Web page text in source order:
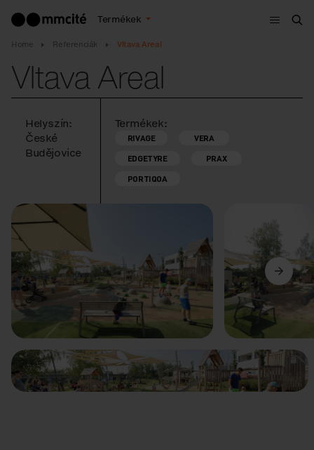
Termékek
Menü
Home Referenciák Vltava Areal
Vltava Areal
Helyszín:
České
Budějovice
Termékek:
RIVAGE
VERA
EDGETYRE
PRAX
PORTIQOA
Következő